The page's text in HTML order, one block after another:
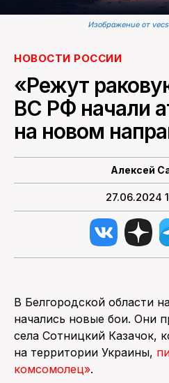
Новости России
Политика
О НАС
ПОИСК ПО
Изображение от
НОВОСТИ РОССИИ
«Режут
ВС РФ начали
на новом
Алексей
27.06.2024
В Белгородской области
начались новые бои. Они
села Сотницкий Казачок,
на территории Украины,
комсомолец».